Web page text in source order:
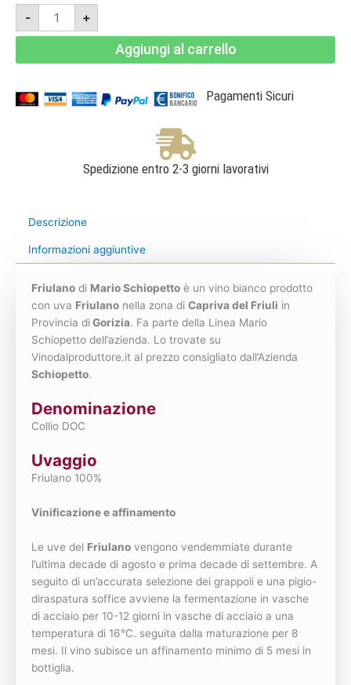
-
Friulano
2021
-
Collio
quantità
+
Aggiungi al carrello
Pagamenti Sicuri
Spedizione entro 2-3 giorni lavorativi
Descrizione
Informazioni aggiuntive
Friulano di Mario Schiopetto è un vino bianco prodotto
con uva Friulano nella zona di Capriva del Friuli in
Provincia diGorizia. Fa parte della Linea Mario
Schiopetto dell’azienda. Lo trovate su
Vinodalproduttore.it al prezzo consigliato dall’Azienda
Schiopetto.
Denominazione
Collio DOC
Uvaggio
Friulano 100%
Vinificazione e affinamento
Le uve del Friulano vengono vendemmiate durante
l’ultima decade di agosto e prima decade di settembre. A
seguito di un’accurata selezione dei grappoli e una pigio-
diraspatura soffice avviene la fermentazione in vasche
di acciaio per 10-12 giorni in vasche di acciaio a una
temperatura di 16°C. seguita dalla maturazione per 8
mesi. Il vino subisce un affinamento minimo di 5 mesi in
bottiglia.